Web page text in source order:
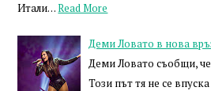
Итали…Read More
Деми Ловато в нова
Деми Ловато съобщи,
Този път тя не се